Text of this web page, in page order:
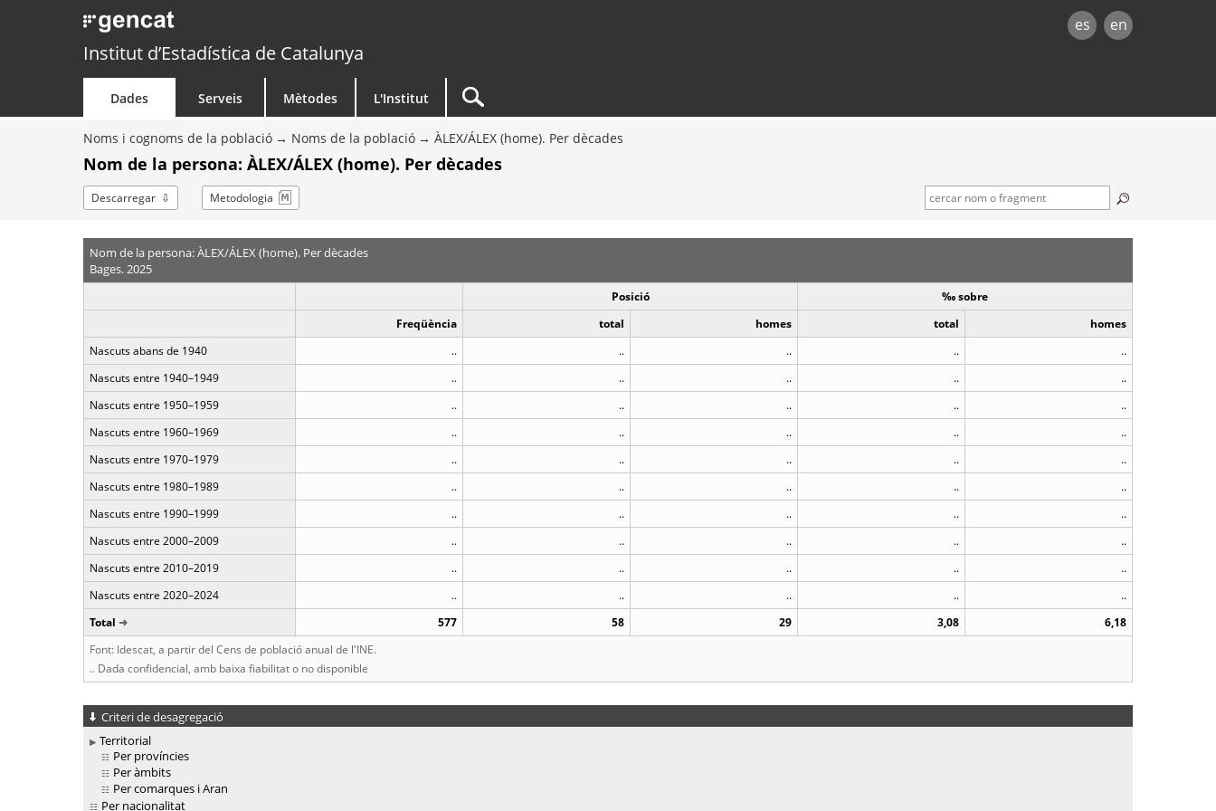
es en
Institut d’Estadística de Catalunya
Dades Serveis Mètodes L'Institut
Noms i cognoms de la població Noms de la població ÀLEX/ÁLEX (home). Per dècades
Nom de la persona: ÀLEX/ÁLEX (home). Per dècades
Descarregar Metodologia
Nom de la persona: ÀLEX/ÁLEX (home). Per dècades
Bages. 2025
Posició
‰ sobre
Freqüència
total homes total
homes
Nascuts abans de 1940
.. .. .. ..
..
Nascuts entre 1940–1949
.. .. .. ..
..
Nascuts entre 1950–1959
.. .. .. ..
..
Nascuts entre 1960–1969
.. .. .. ..
..
Nascuts entre 1970–1979
.. .. .. ..
..
Nascuts entre 1980–1989
.. .. .. ..
..
Nascuts entre 1990–1999
.. .. .. ..
..
Nascuts entre 2000–2009
.. .. .. ..
..
Nascuts entre 2010–2019
.. .. .. ..
..
Nascuts entre 2020–2024
.. .. .. ..
..
Total
577 58 29 3,08
6,18
Font: Idescat, a partir del Cens de població anual de l'INE.
.. Dada confidencial, amb baixa fiabilitat o no disponible
Criteri de desagregació
Territorial
Per províncies
Per àmbits
Per comarques i Aran
Per nacionalitat